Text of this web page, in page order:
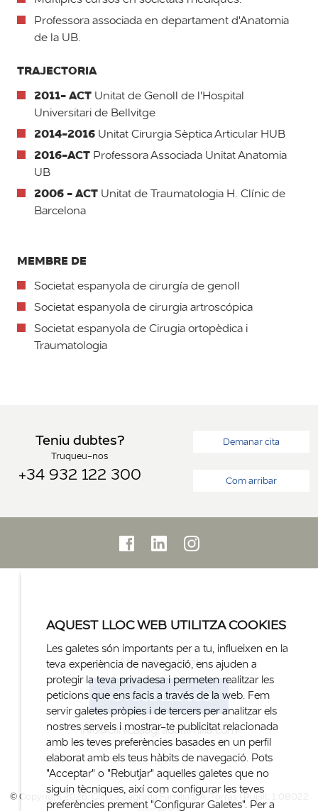
Professora associada en departament d'Anatomia
de la UB.
TRAJECTORIA
2011- ACT Unitat de Genoll de l'Hospital
Universitari de Bellvitge
2014-2016 Unitat Cirurgia Sèptica Articular HUB
2016-ACT Professora Associada Unitat Anatomia
UB
2006 - ACT Unitat de Traumatologia H. Clínic de
Barcelona
MEMBRE DE
Societat espanyola de cirurgía de genoll
Societat espanyola de cirurgia artroscópica
Societat espanyola de Cirugia ortopèdica i
Traumatologia
Teniu dubtes?
Truqueu-nos
+34 932 122 300
Demanar cita
Com arribar
Atenció al client
+34 932 122 300
info@clinicasagradafamilia.com
© Copyright 2026. Clinica Sagrada Família S.A. Torras i Pujalt, 1.08022
AQUEST LLOC WEB UTILITZA COOKIES
Les galetes són importants per a tu, influeixen en la
teva experiència de navegació, ens ajuden a
protegir la teva privadesa i permeten realitzar les
peticions que ens facis a través de la web. Fem
servir galetes pròpies i de tercers per analitzar els
nostres serveis i mostrar-te publicitat relacionada
amb les teves preferències basades en un perfil
elaborat amb els teus hàbits de navegació. Pots
"Acceptar" o "Rebutjar" aquelles galetes que no
siguin tècniques, així com configurar les teves
preferències prement "Configurar Galetes". Per a